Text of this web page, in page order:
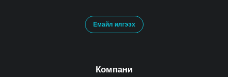
Емайл илгээх
Компани